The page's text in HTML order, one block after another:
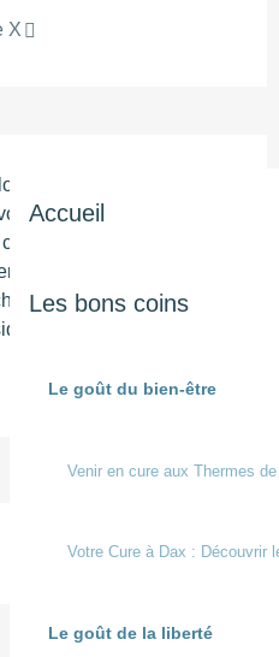
Accueil
Les bons coins
Le goût du bien-être
Venir en cure aux Thermes
Votre Cure à Dax : Découvrir
Le goût de la liberté
X
tous les mardis de
séjour pour découvrir
par Alfonso
portée sur le corps
permettent de se
mentales et...